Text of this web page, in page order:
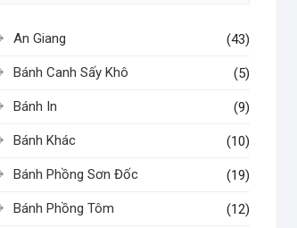
An Giang (43)
Bánh Canh Sấy Khô (5)
Bánh In (9)
Bánh Khác (10)
Bánh Phồng Sơn Đốc (19)
Bánh Phồng Tôm (12)